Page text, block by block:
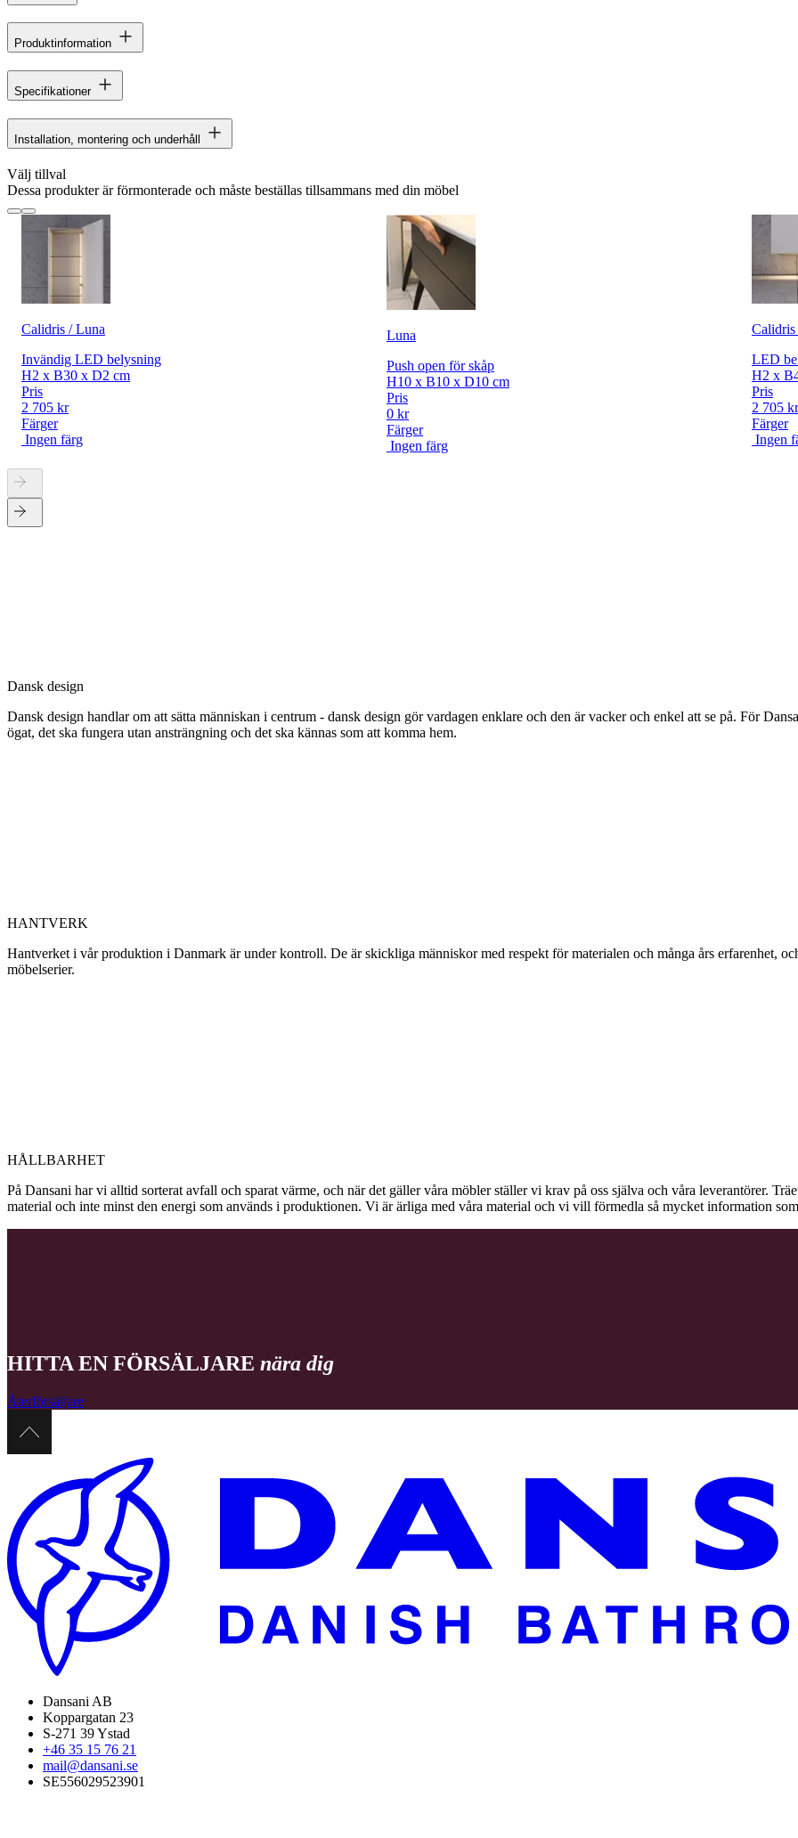
Produktinformation
Specifikationer
Installation, montering och underhåll
Välj tillval
Dessa produkter är förmonterade och måste beställas tillsammans med din möbel
Calidris / Luna
Invändig LED belysning
H2 x B30 x D2 cm
Pris
2 705 kr
Färger
Ingen färg
Luna
Push open för skåp
H10 x B10 x D10 cm
Pris
0 kr
Färger
Ingen färg
LED
H2 x
Pris
2 705 kr
Färger
Ingen
Dansk design
Återförsäljare
Dansani AB
Koppargatan 23
S-271 39 Ystad